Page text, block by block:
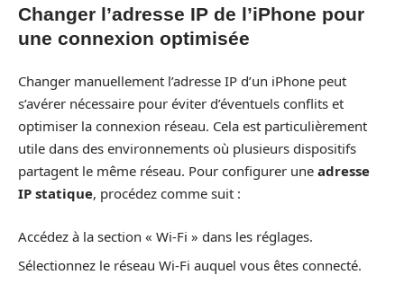
Changer l’adresse IP de l’iPhone pour
une connexion optimisée
Changer manuellement l’adresse IP d’un iPhone peut
s’avérer nécessaire pour éviter d’éventuels conflits et
optimiser la connexion réseau. Cela est particulièrement
utile dans des environnements où plusieurs dispositifs
partagent le même réseau. Pour configurer une adresse
IP statique, procédez comme suit :
Accédez à la section « Wi-Fi » dans les réglages.
Sélectionnez le réseau Wi-Fi auquel vous êtes connecté.